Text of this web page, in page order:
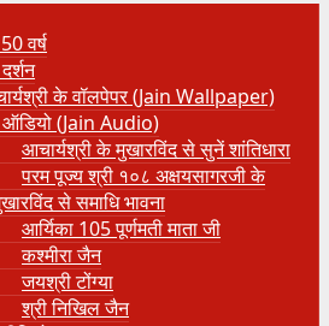
वर्ष
के वॉलपेपर (Jain Wallpaper)
(Jain Audio)
आचार्यश्री के मुखारविंद से सुनें शांतिधारा
परम पूज्य श्री १०८ अक्षयसागरजी के
से समाधि भावना
आर्यिका 105 पूर्णमती माता जी
कश्मीरा जैन
जयश्री टोंग्या
श्री निखिल जैन